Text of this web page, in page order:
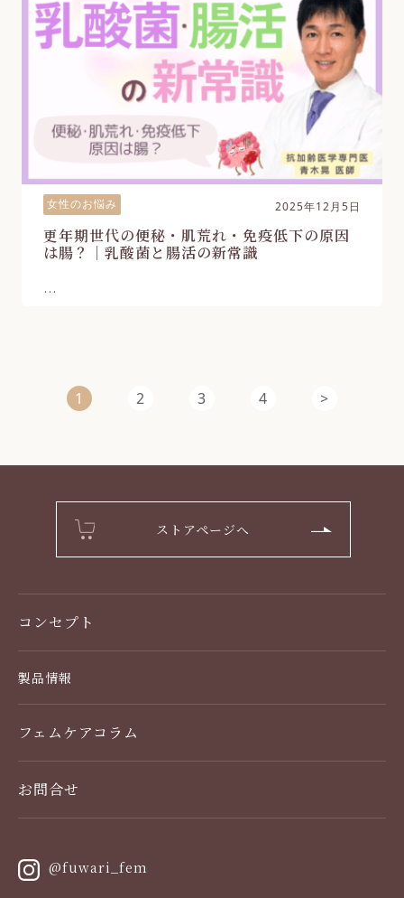
女性のお悩み 2025年12月5日
更年期世代の便秘・肌荒れ・免疫低下の原因
は腸？｜乳酸菌と腸活の新常識
...
1 2 3 4 >
コンセプト
製品情報
デリケートゾーンケア
フェムケアコラム
お問合せ
ストアページへ
@fuwari_fem